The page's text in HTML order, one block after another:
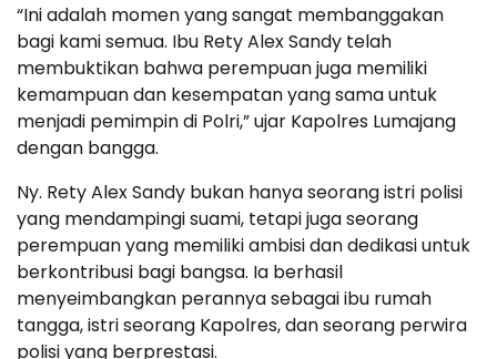
“Ini adalah momen yang sangat membanggakan
bagi kami semua. Ibu Rety Alex Sandy telah
membuktikan bahwa perempuan juga memiliki
kemampuan dan kesempatan yang sama untuk
menjadi pemimpin di Polri,” ujar Kapolres Lumajang
dengan bangga.
Ny. Rety Alex Sandy bukan hanya seorang istri polisi
yang mendampingi suami, tetapi juga seorang
perempuan yang memiliki ambisi dan dedikasi untuk
berkontribusi bagi bangsa. Ia berhasil
menyeimbangkan perannya sebagai ibu rumah
tangga, istri seorang Kapolres, dan seorang perwira
polisi yang berprestasi.